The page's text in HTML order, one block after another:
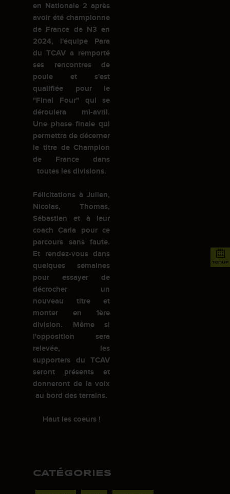
tenup
en Nationale 2 après
avoir été championne
de France de N3 en
2024, l'équipe Para
du TCAV a remporté
ses rencontres de
poule et s'est
qualifiée pour le
"Final Four" qui se
déroulera mi-avril.
Une phase finale qui
permettra de décerner
le titre de Champion
de France dans
toutes les divisions.
Félicitations à Julien,
Nicolas, Thomas,
Sébastien et à leur
coach Carla pour ce
parcours sans faute.
Et rendez-vous dans
quelques semaines
pour essayer de
décrocher un
nouveau titre et
monter en 1ère
division. Même si
l'opposition sera
relevée, les
supporters du TCAV
seront présents et
donneront de la voix
au bord des terrains.
Haut les coeurs !
CATÉGORIES